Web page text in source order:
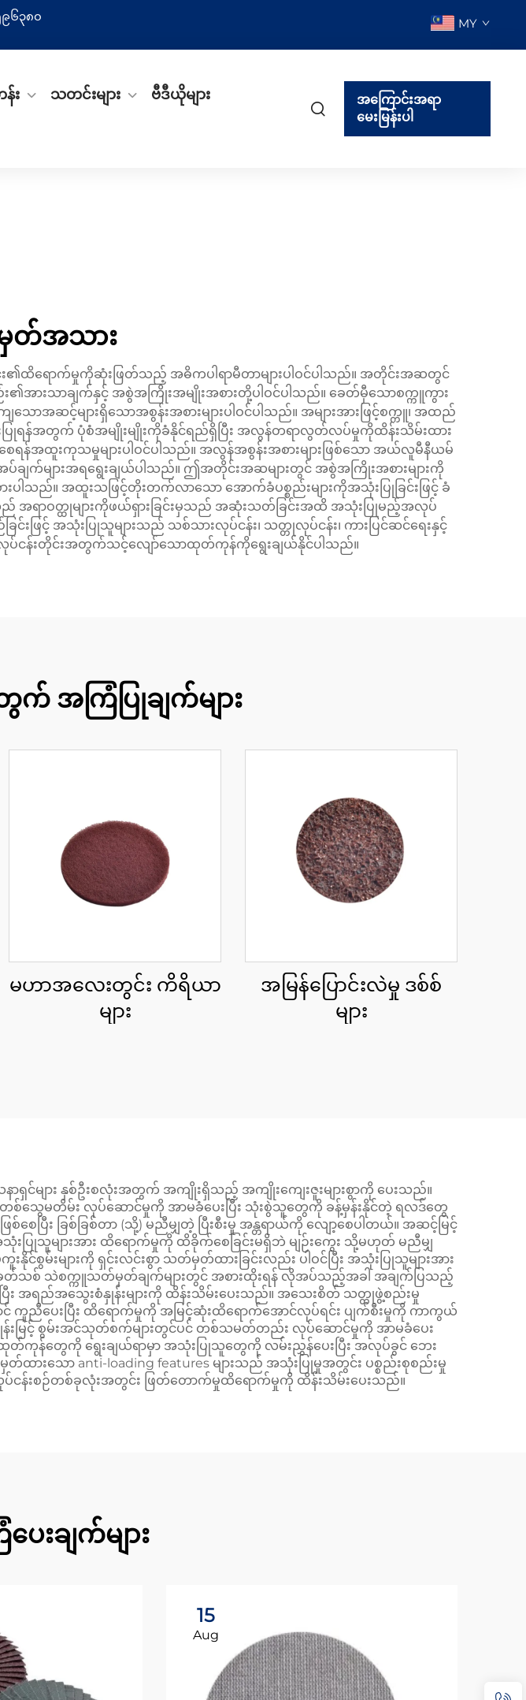
၆၃၈၀
MY
း သတင်းများ
ဗီဒီယိုများ
အကြောင်းအရာ
မေးမြန်းပါ
တ်အသား
း၏ထိရောက်မှုကိုဆုံးဖြတ်သည့် အဓိကပါရာမီတာများပါဝင်ပါသည်။ အတိုင်းအဆတွင်
အားသာချက်နှင့် အစွဲအကြိုးအမျိုးအစားတို့ပါဝင်ပါသည်။ ခေတ်မှီသောစက္ကူကွား
အဆင့်များရှိသောအစွန်းအစားများပါဝင်ပါသည်။ အများအားဖြင့်စက္ကူ၊ အထည်
ြုရန်အတွက် ပုံစံအမျိုးမျိုးကိုခံနိုင်ရည်ရှိပြီး အလွန်တရာလွတ်လပ်မှုကိုထိန်းသိမ်းထား
ေရန်အထူးကုသမှုများပါဝင်ပါသည်။ အလွန်အစွန်းအစားများဖြစ်သော အယ်လူမီနီယမ်
ားအရရွေးချယ်ပါသည်။ ဤအတိုင်းအဆများတွင် အစွဲအကြိုးအစားများကို
ါသည်။ အထူးသဖြင့်တိုးတက်လာသော အောက်ခံပစ္စည်းများကိုအသုံးပြုခြင်းဖြင့် ခံ
ရာဝတ္ထုများကိုဖယ်ရှားခြင်းမှသည် အဆုံးသတ်ခြင်းအထိ အသုံးပြုမည့်အလုပ်
င့် အသုံးပြုသူများသည် သစ်သားလုပ်ငန်း၊ သတ္တုလုပ်ငန်း၊ ကားပြင်ဆင်ရေးနှင့်
လုပ်ငန်းတိုင်းအတွက်သင့်လျော်သောထုတ်ကုန်ကိုရွေးချယ်နိုင်ပါသည်။
အကြံပြုချက်များ
မဟာအလေးတွင်း ကိရိယာ
များ
အမြန်ပြောင်းလဲမှု ဒစ်စ်
များ
င်များ နှစ်ဦးစလုံးအတွက် အကျိုးရှိသည့် အကျိုးကျေးဇူးများစွာကို ပေးသည်။
သွေမတိမ်း လုပ်ဆောင်မှုကို အာမခံပေးပြီး သုံးစွဲသူတွေကို ခန့်မှန်းနိုင်တဲ့ ရလဒ်တွေ
ပြီး ခြစ်ခြစ်တာ (သို့) မညီမျှတဲ့ ပြီးစီးမှု အန္တရာယ်ကို လျော့စေပါတယ်။ အဆင့်မြင့်
သုံးပြုသူများအား ထိရောက်မှုကို ထိခိုက်စေခြင်းမရှိဘဲ မျဉ်းကွေး သို့မဟုတ် မညီမျှ
မ်းများကို ရှင်းလင်းစွာ သတ်မှတ်ထားခြင်းလည်း ပါဝင်ပြီး အသုံးပြုသူများအား
သစ် သဲစက္ကူသတ်မှတ်ချက်များတွင် အစားထိုးရန် လိုအပ်သည့်အခါ အချက်ပြသည့်
ပြီး အရည်အသွေးစံနှုန်းများကို ထိန်းသိမ်းပေးသည်။ အသေးစိတ် သတ္တုဖွဲ့စည်းမှု
ညီပေးပြီး ထိရောက်မှုကို အမြင့်ဆုံးထိရောက်အောင်လုပ်ရင်း ပျက်စီးမှုကို ကာကွယ်
းမြင့် စွမ်းအင်သုတ်စက်များတွင်ပင် တစ်သမတ်တည်း လုပ်ဆောင်မှုကို အာမခံပေး
တွေကို ရွေးချယ်ရာမှာ အသုံးပြုသူတွေကို လမ်းညွှန်ပေးပြီး အလုပ်ခွင် ဘေး
သော anti-loading features များသည် အသုံးပြုမှုအတွင်း ပစ္စည်းစုစည်းမှု
န်းစဉ်တစ်ခုလုံးအတွင်း ဖြတ်တောက်မှုထိရောက်မှုကို ထိန်းသိမ်းပေးသည်။
းချက်များ
15
Aug